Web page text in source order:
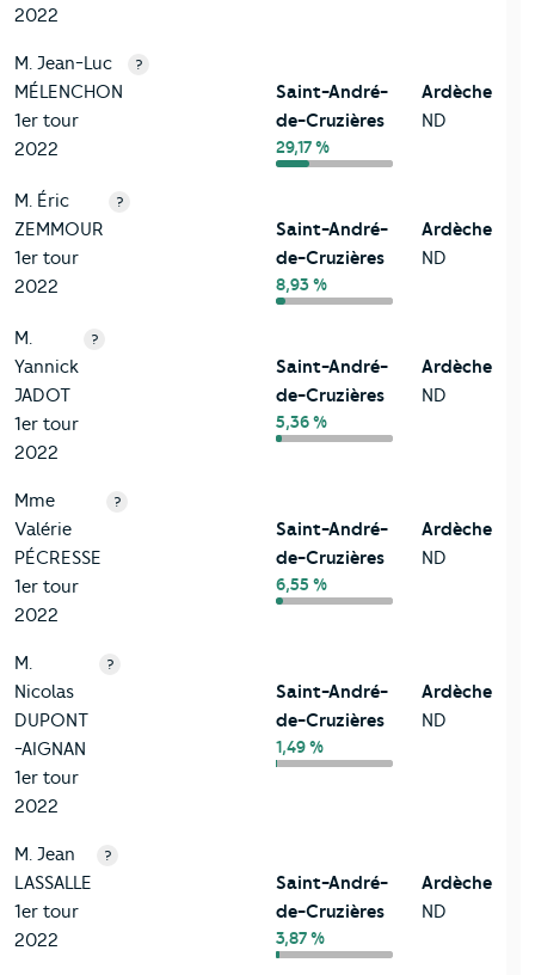
2022
M. Jean-Luc
MÉLENCHON
1er tour
2022
?
Saint-André-
de-Cruzières
29,17 %
Ardèche
ND
M. Éric
ZEMMOUR
1er tour
2022
?
Saint-André-
de-Cruzières
8,93 %
Ardèche
ND
M.
Yannick
JADOT
1er tour
2022
?
Saint-André-
de-Cruzières
5,36 %
Ardèche
ND
Mme
Valérie
PÉCRESSE
1er tour
2022
?
Saint-André-
de-Cruzières
6,55 %
Ardèche
ND
M.
Nicolas
DUPONT
-AIGNAN
1er tour
2022
?
Saint-André-
de-Cruzières
1,49 %
Ardèche
ND
M. Jean
LASSALLE
1er tour
2022
?
Saint-André-
de-Cruzières
3,87 %
Ardèche
ND